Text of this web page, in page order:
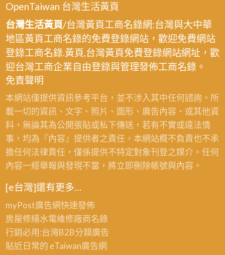
OpenTaiwan 台灣生活黃頁
台灣生活黃頁/台灣黃頁工商名錄網:台灣與大中華
地區黃頁工商名錄的免費登錄網站，歡迎免費網站
登錄工商名錄.黃頁,台灣黃頁免費登錄網站網址，歡
迎台灣工商企業自由登錄與管理發佈工商名錄。
免責聲明
本網站僅提供資訊參考平台，並不涉入其中任何諮詢。所
載一切的資訊、文字、照片、圖形、廣告內容、或其他資
料，無論其為公開張貼或私下傳送，若有不實或違法情
事，均為『內容』提供者之責任，本網站概不負責也不承
擔任何法律責任，僅係提供不特定對象刊登之媒介。任何
內容一經舉報與發現不當，將立即刪除帳號與內容。
[e台灣]還有更多…
myPost廣告網快速發佈
房屋修繕水電維修廠商名錄
行銷必用:台灣B2B分類廣告
貼近日常的 eTaiwan廣告網